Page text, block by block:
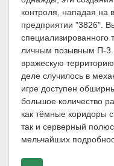
контроля, нападая на
предприятии "3826".
специализированного
личным позывным П-
вражескую
деле случилось в
игре доступен
большое количество
как тёмные коридоры
так и серверный
мельчайших